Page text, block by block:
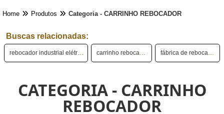
Home Produtos Categoria - CARRINHO REBOCADOR
Buscas relacionadas:
rebocador industrial elétrico carrinho rebocador fábrica de rebocador
CATEGORIA - CARRINHO
REBOCADOR